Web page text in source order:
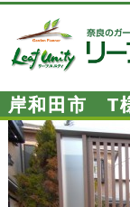
岸和田市 T